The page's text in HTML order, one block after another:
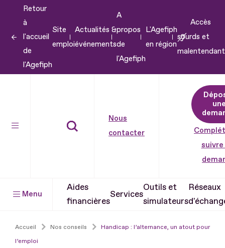
contenu
Retour
à
l'accueil
de
l'Agefiph
Site
emploi
Actualités &
événements
A
propos
de
l'Agefiph
L'Agefiph
en région
Accès
sourds et
Nous
contacter
suivre
Menu
Aides
financières
Services
Outils et
simulateurs
Réseaux
Accueil Nos conseils
Handicap : l’alternance, un atout pour
l’emploi